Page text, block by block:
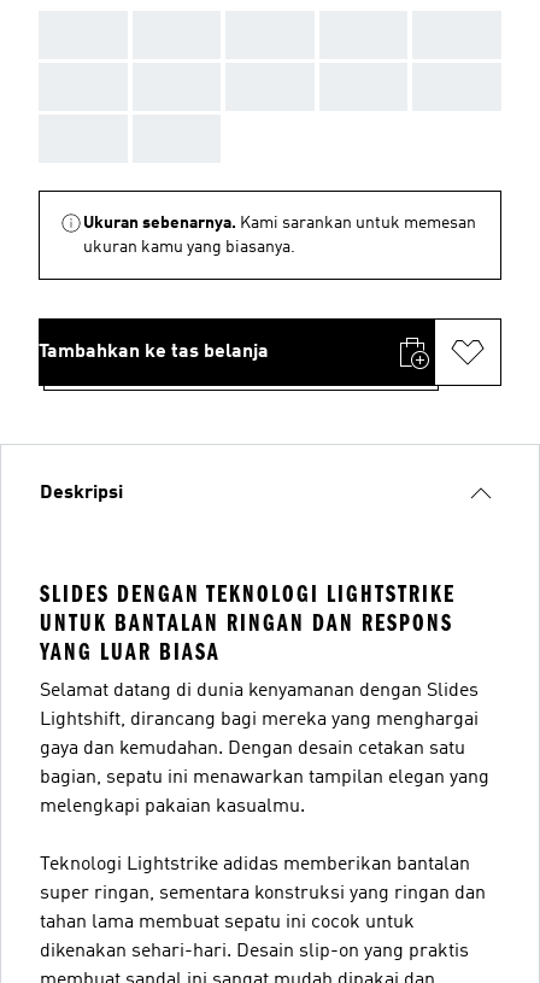
Ukuran sebenarnya. Kami sarankan untuk memesan
ukuran kamu yang biasanya.
Tambahkan ke tas belanja
Deskripsi
SLIDES DENGAN TEKNOLOGI LIGHTSTRIKE
UNTUK BANTALAN RINGAN DAN RESPONS
YANG LUAR BIASA
Selamat datang di dunia kenyamanan dengan Slides
Lightshift, dirancang bagi mereka yang menghargai
gaya dan kemudahan. Dengan desain cetakan satu
bagian, sepatu ini menawarkan tampilan elegan yang
melengkapi pakaian kasualmu.
Teknologi Lightstrike adidas memberikan bantalan
super ringan, sementara konstruksi yang ringan dan
tahan lama membuat sepatu ini cocok untuk
dikenakan sehari-hari. Desain slip-on yang praktis